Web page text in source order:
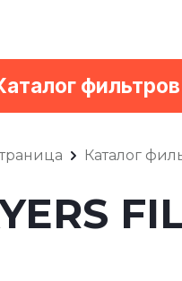
фильтров
Каталог